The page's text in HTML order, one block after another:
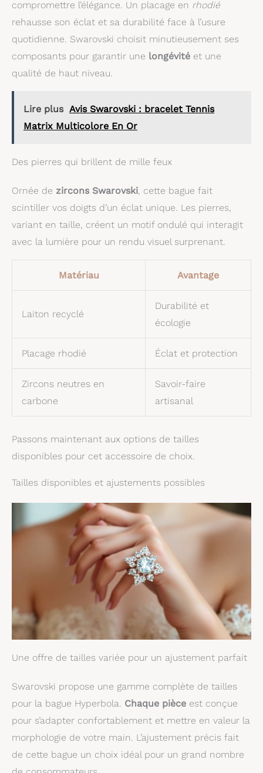
compromettre l’élégance. Un placage en rhodié
rehausse son éclat et sa durabilité face à l’usure
quotidienne. Swarovski choisit minutieusement ses
composants pour garantir une longévité et une
qualité de haut niveau.
Lire plus Avis Swarovski : bracelet Tennis
Matrix Multicolore En Or
Des pierres qui brillent de mille feux
Ornée de zircons Swarovski , cette bague fait
scintiller vos doigts d’un éclat unique. Les pierres,
variant en taille, créent un motif ondulé qui interagit
avec la lumière pour un rendu visuel surprenant.
Matériau Avantage
Laiton recyclé
Durabilité et
écologie
Placage rhodié Éclat et protection
Zircons neutres en
carbone
Savoir-faire
artisanal
Passons maintenant aux options de tailles
disponibles pour cet accessoire de choix.
Tailles disponibles et ajustements possibles
Une offre de tailles variée pour un ajustement parfait
Swarovski propose une gamme complète de tailles
pour la bague Hyperbola. Chaque pièce est conçue
pour s’adapter confortablement et mettre en valeur la
morphologie de votre main. L’ajustement précis fait
de cette bague un choix idéal pour un grand nombre